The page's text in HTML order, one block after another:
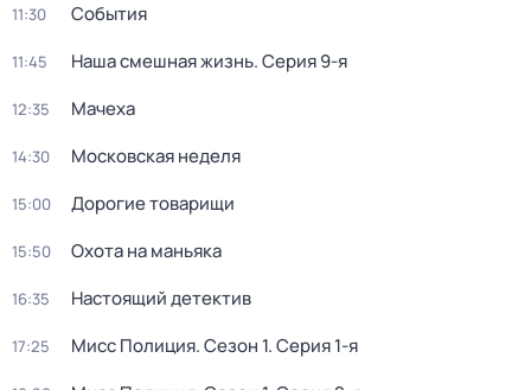
11:30 События
11:45 Наша смешная жизнь. Серия 9-я
12:35 Мачеха
14:30 Московская неделя
15:00 Дорогие товарищи
15:50 Охота на маньяка
16:35 Настоящий детектив
17:25 Мисс Полиция. Сезон 1. Серия 1-я